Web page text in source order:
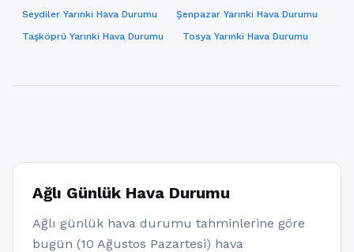
Seydiler Yarınki Hava Durumu
Şenpazar Yarınki Hava Durumu
Taşköprü Yarınki Hava Durumu
Tosya Yarınki Hava Durumu
Ağlı Günlük Hava Durumu
Ağlı günlük hava durumu tahminlerine göre
bugün (10 Ağustos Pazartesi) hava